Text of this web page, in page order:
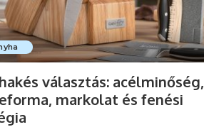
választás: acélminőség,
markolat és fenési